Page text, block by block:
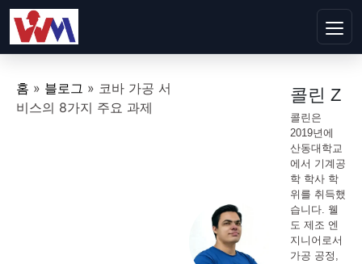
홈 » 블로그 » 코바 가공 서
비스의 8가지 주요 과제
콜린 Z
콜린은
2019년에
산동대학교
에서 기계공
학 학사 학
위를 취득했
습니다. 웰
도 제조 엔
지니어로서
가공 공정,